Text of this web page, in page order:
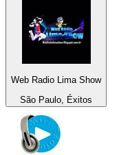
Web Radio Lima Show
São Paulo, Éxitos